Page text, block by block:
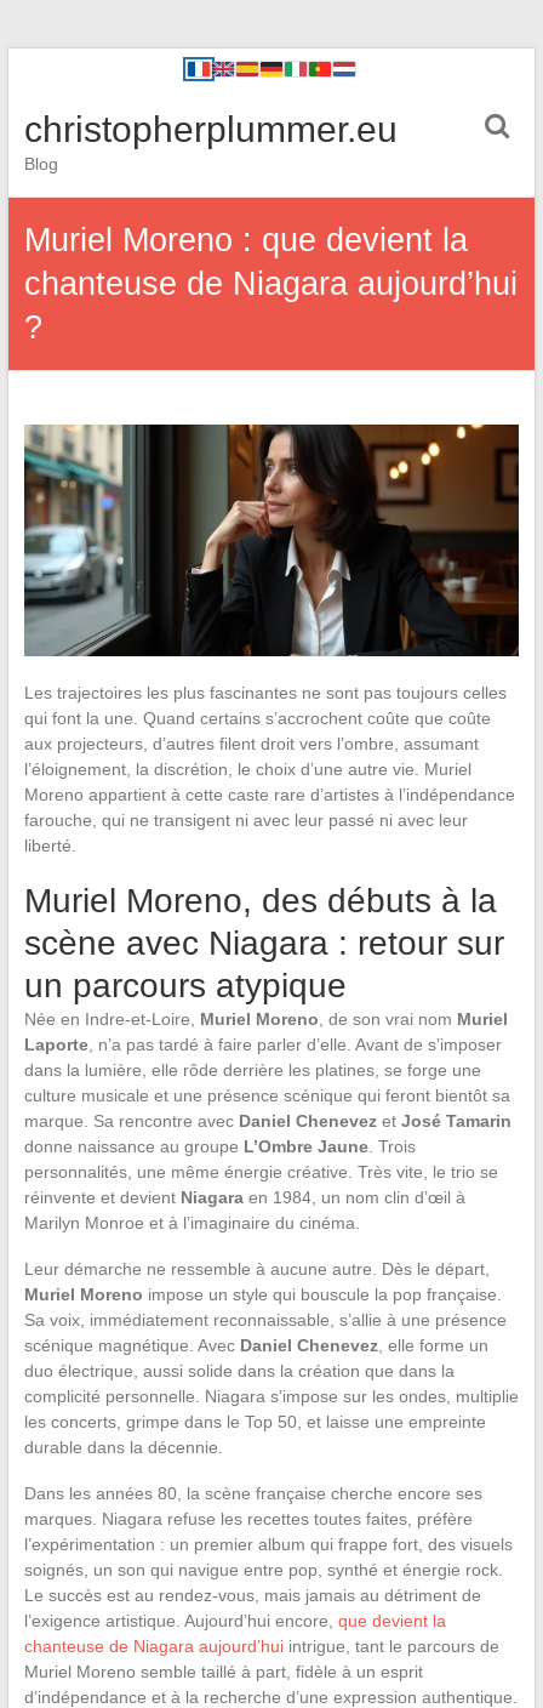
christopherplummer.eu
Blog
Muriel Moreno : que devient la
chanteuse de Niagara aujourd’hui
?
Les trajectoires les plus fascinantes ne sont pas toujours celles
qui font la une. Quand certains s’accrochent coûte que coûte
aux projecteurs, d’autres filent droit vers l’ombre, assumant
l’éloignement, la discrétion, le choix d’une autre vie. Muriel
Moreno appartient à cette caste rare d’artistes à l’indépendance
farouche, qui ne transigent ni avec leur passé ni avec leur
liberté.
Muriel Moreno, des débuts à la
scène avec Niagara : retour sur
un parcours atypique
Née en Indre-et-Loire, Muriel Moreno , de son vrai nom Muriel
Laporte, n’a pas tardé à faire parler d’elle. Avant de s’imposer
dans la lumière, elle rôde derrière les platines, se forge une
culture musicale et une présence scénique qui feront bientôt sa
marque. Sa rencontre avec Daniel Chenevezet José Tamarin
donne naissance au groupe L’Ombre Jaune. Trois
personnalités, une même énergie créative. Très vite, le trio se
réinvente et devient Niagaraen 1984, un nom clin d’œil à
Marilyn Monroe et à l’imaginaire du cinéma.
Leur démarche ne ressemble à aucune autre. Dès le départ,
Muriel Moreno impose un style qui bouscule la pop française.
Sa voix, immédiatement reconnaissable, s’allie à une présence
scénique magnétique. Avec Daniel Chenevez, elle forme un
duo électrique, aussi solide dans la création que dans la
complicité personnelle. Niagara s’impose sur les ondes, multiplie
les concerts, grimpe dans le Top 50, et laisse une empreinte
durable dans la décennie.
Dans les années 80, la scène française cherche encore ses
marques. Niagara refuse les recettes toutes faites, préfère
l’expérimentation : un premier album qui frappe fort, des visuels
soignés, un son qui navigue entre pop, synthé et énergie rock.
Le succès est au rendez-vous, mais jamais au détriment de
l’exigence artistique. Aujourd’hui encore, que devient la
chanteuse de Niagara aujourd’huiintrigue, tant le parcours de
Muriel Moreno semble taillé à part, fidèle à un esprit
d’indépendance et à la recherche d’une expression authentique.